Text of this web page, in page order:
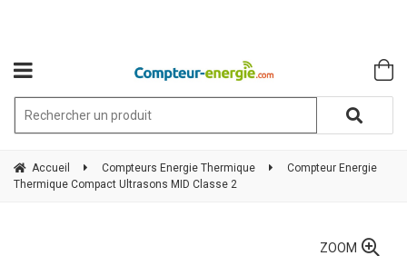
Accueil Compteurs Energie Thermique
Compteur Energie
Thermique Compact Ultrasons MID Classe 2
ZOOM